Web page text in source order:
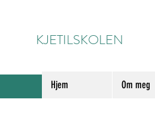
KJETILSKOLEN
Hjem Om meg